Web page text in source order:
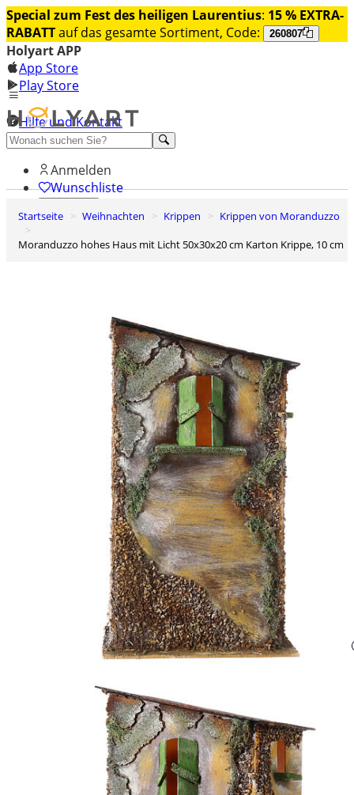
Special zum Fest des heiligen Laurentius: 15 % EXTRA-
RABATTauf das gesamte Sortiment, Code: 260807
Holyart APP
App Store
Play Store
Hilfe und Kontakt
Entdecken Sie Premium
Anmelden
Wunschliste
0
Startseite Weihnachten Krippen
Krippen von Moranduzzo
Moranduzzo hohes Haus mit Licht 50x30x20 cm Karton Krippe, 10 cm